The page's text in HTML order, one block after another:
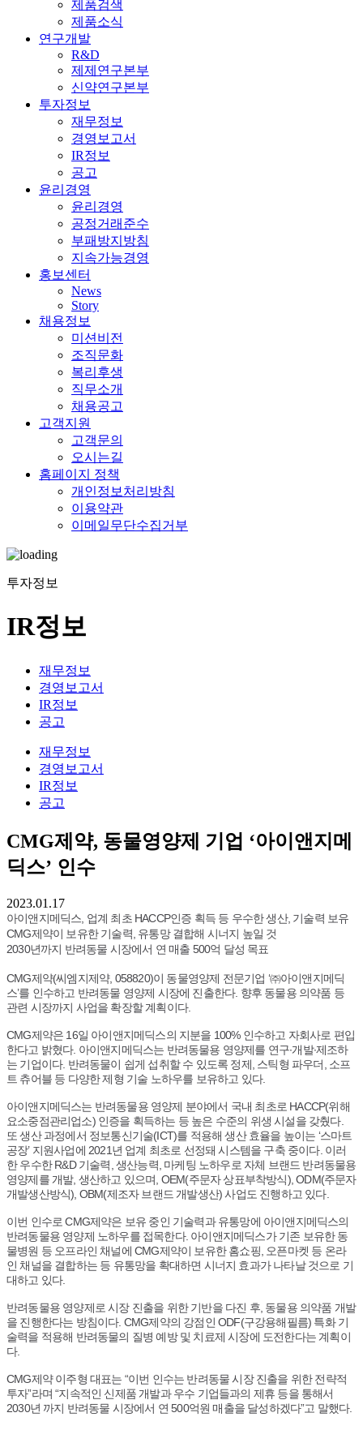
제품검색
제품소식
연구개발
R&D
제제연구본부
신약연구본부
투자정보
재무정보
경영보고서
IR정보
공고
윤리경영
윤리경영
공정거래준수
부패방지방침
지속가능경영
홍보센터
News
Story
채용정보
미션비전
조직문화
복리후생
직무소개
채용공고
고객지원
고객문의
오시는길
홈페이지 정책
개인정보처리방침
이용약관
이메일무단수집거부
투자정보
IR정보
재무정보
경영보고서
IR정보
공고
재무정보
경영보고서
IR정보
공고
CMG제약, 동물영양제 기업 ‘아이앤지메
딕스’ 인수
2023.01.17
아이앤지메딕스, 업계 최초 HACCP인증 획득 등 우수한 생산, 기술력 보유
CMG제약이 보유한 기술력, 유통망 결합해 시너지 높일 것
2030년까지 반려동물 시장에서 연 매출 500억 달성 목표
CMG제약(씨엠지제약, 058820)이 동물영양제 전문기업 ‘㈜아이앤지메딕
스’를 인수하고 반려동물 영양제 시장에 진출한다. 향후 동물용 의약품 등
관련 시장까지 사업을 확장할 계획이다.
CMG제약은 16일 아이앤지메딕스의 지분을 100% 인수하고 자회사로 편입
한다고 밝혔다. 아이앤지메딕스는 반려동물용 영양제를 연구∙개발∙제조하
는 기업이다. 반려동물이 쉽게 섭취할 수 있도록 정제, 스틱형 파우더, 소프
트 츄어블 등 다양한 제형 기술 노하우를 보유하고 있다.
아이앤지메딕스는 반려동물용 영양제 분야에서 국내 최초로 HACCP(위해
요소중점관리업소) 인증을 획득하는 등 높은 수준의 위생 시설을 갖췄다.
또 생산 과정에서 정보통신기술(ICT)를 적용해 생산 효율을 높이는 ‘스마트
공장’ 지원사업에 2021년 업계 최초로 선정돼 시스템을 구축 중이다. 이러
한 우수한 R&D 기술력, 생산능력, 마케팅 노하우로 자체 브랜드 반려동물용
영양제를 개발, 생산하고 있으며, OEM(주문자 상표부착방식), ODM(주문자
개발생산방식), OBM(제조자 브랜드 개발생산) 사업도 진행하고 있다.
이번 인수로 CMG제약은 보유 중인 기술력과 유통망에 아이앤지메딕스의
반려동물용 영양제 노하우를 접목한다. 아이앤지메딕스가 기존 보유한 동
물병원 등 오프라인 채널에 CMG제약이 보유한 홈쇼핑, 오픈마켓 등 온라
인 채널을 결합하는 등 유통망을 확대하면 시너지 효과가 나타날 것으로 기
대하고 있다.
반려동물용 영양제로 시장 진출을 위한 기반을 다진 후, 동물용 의약품 개발
을 진행한다는 방침이다. CMG제약의 강점인 ODF(구강용해필름) 특화 기
술력을 적용해 반려동물의 질병 예방 및 치료제 시장에 도전한다는 계획이
다.
CMG제약 이주형 대표는 “이번 인수는 반려동물 시장 진출을 위한 전략적
투자”라며 “지속적인 신제품 개발과 우수 기업들과의 제휴 등을 통해서
2030년 까지 반려동물 시장에서 연 500억원 매출을 달성하겠다”고 말했다.